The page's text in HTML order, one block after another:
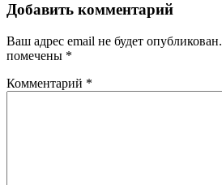
Добавить комментарий
Ваш адрес email не будет опубликован.
помечены *
Комментарий *